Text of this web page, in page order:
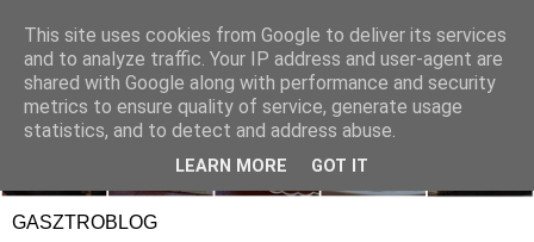
GASZTROBLOG
This site uses cookies from Google to deliver its services
and to analyze traffic. Your IP address and user-agent are
shared with Google along with performance and security
metrics to ensure quality of service, generate usage
statistics, and to detect and address abuse.
LEARN MORE GOT IT